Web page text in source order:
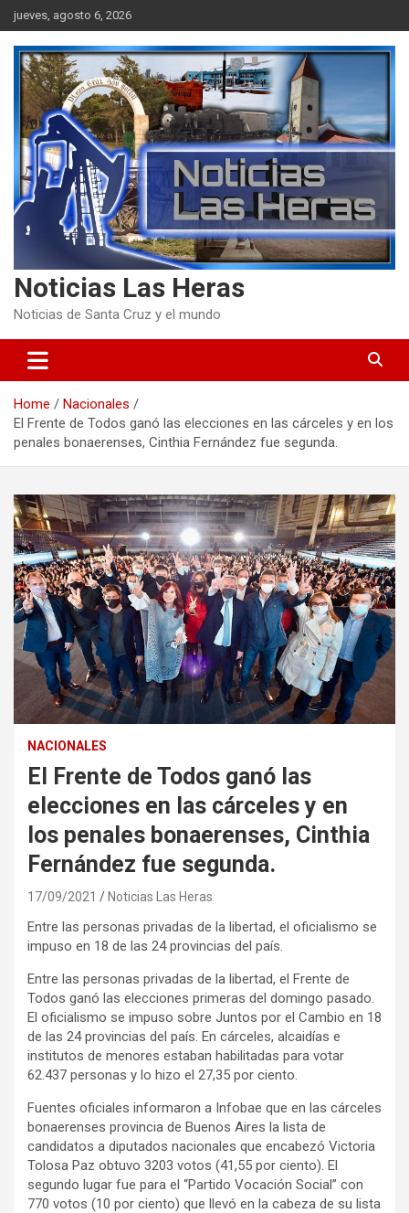
Skip
to
content
jueves, agosto 6, 2026
Noticias Las Heras
Noticias de Santa Cruz y el mundo
Home
Nacionales
El Frente de Todos ganó las elecciones en las cárceles y en los
penales bonaerenses, Cinthia Fernández fue segunda.
NACIONALES
El Frente de Todos ganó las
elecciones en las cárceles y en
los penales bonaerenses, Cinthia
Fernández fue segunda.
17/09/2021 Noticias Las Heras
Entre las personas privadas de la libertad, el oficialismo se
impuso en 18 de las 24 provincias del país.
Entre las personas privadas de la libertad, el Frente de
Todos ganó las elecciones primeras del domingo pasado.
El oficialismo se impuso sobre Juntos por el Cambio en 18
de las 24 provincias del país. En cárceles, alcaidías e
institutos de menores estaban habilitadas para votar
62.437 personas y lo hizo el 27,35 por ciento.
Fuentes oficiales informaron a Infobae que en las cárceles
bonaerenses provincia de Buenos Aires la lista de
candidatos a diputados nacionales que encabezó Victoria
Tolosa Paz obtuvo 3203 votos (41,55 por ciento). El
segundo lugar fue para el “Partido Vocación Social” con
770 votos (10 por ciento) que llevó en la cabeza de su lista